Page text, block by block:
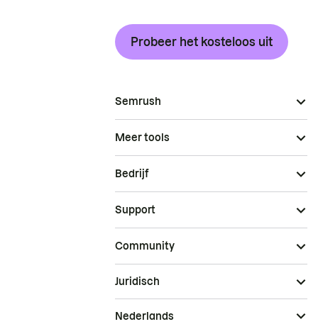
Probeer het kosteloos uit
Semrush
Meer tools
Bedrijf
Support
Community
Juridisch
Nederlands